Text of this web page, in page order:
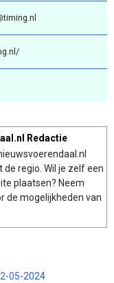
Redactie
regio. Wil je zelf een
plaatsen? Neem
de mogelijkheden van
05-2024